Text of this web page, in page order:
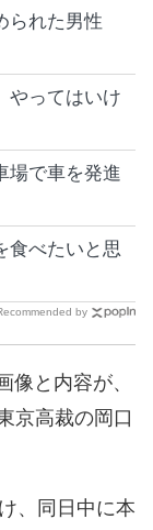
られた男性
やってはいけ
場で車を発進
食べたいと思
by
像と内容が、
京高裁の岡口
、同日中に本